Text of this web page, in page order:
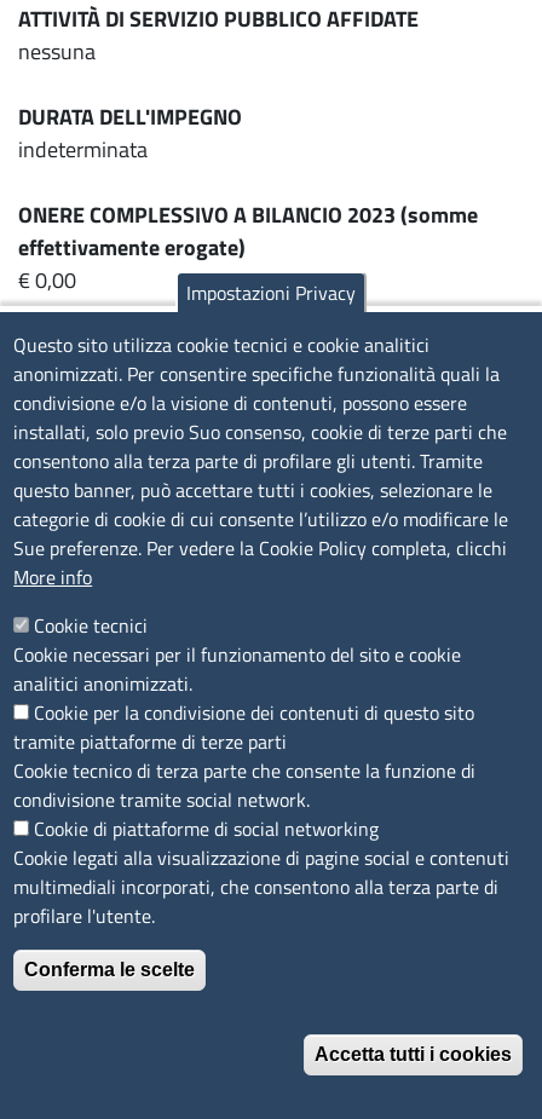
ATTIVITÀ DI SERVIZIO PUBBLICO AFFIDATE
nessuna
DURATA DELL'IMPEGNO
indeterminata
ONERE COMPLESSIVO A BILANCIO 2023 (somme
effettivamente erogate)
€ 0,00
RAPPRESENTANTI CAMERALI NEGLI ORGANI DI
GOVERNO
nessuno
RISULTATO DI BILANCIO 2023
€ 91.899
RISULTATO DI BILANCIO 2022
RISULTATO DI BILANCIO2021
€ 2.921
INCARICHI DELL'ORGANO AMMINISTRATIVO E
COMPENSI EROGATI NEL 2023
Francesco Querci presidente cda € 30.987,41 annui
lordi, oltre a € 129,11 lordi a seduta
Fabia Romagnoli consigliere € 129,11 lordi a seduta
Antonio Napolitano amministratore delegato € 129,11
lordi a seduta
Catia Baroncelli consigliere € 129,11 lordi a seduta
Adriano Poggiali consigliere € 129,11 lordi a seduta
Impostazioni Privacy
Questo sito utilizza cookie tecnici e cookie analitici
anonimizzati. Per consentire specifiche funzionalità quali la
condivisione e/o la visione di contenuti, possono essere
installati, solo previo Suo consenso, cookie di terze parti che
consentono alla terza parte di profilare gli utenti. Tramite
questo banner, può accettare tutti i cookies, selezionare le
categorie di cookie di cui consente l’utilizzo e/o modificare le
Sue preferenze. Per vedere la Cookie Policy completa, clicchi
More info
Cookie tecnici
Cookie necessari per il funzionamento del sito e cookie
analitici anonimizzati.
Cookie per la condivisione dei contenuti di questo sito
tramite piattaforme di terze parti
Cookie tecnico di terza parte che consente la funzione di
condivisione tramite social network.
Cookie di piattaforme di social networking
Cookie legati alla visualizzazione di pagine social e contenuti
multimediali incorporati, che consentono alla terza parte di
profilare l'utente.
Conferma le scelte
Accetta tutti i cookies